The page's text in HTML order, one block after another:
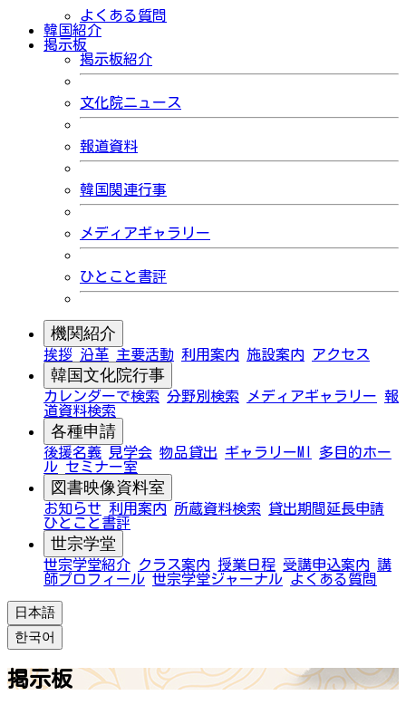
よくある質問
韓国紹介
掲示板
掲示板紹介
文化院ニュース
報道資料
韓国関連行事
メディアギャラリー
ひとこと書評
機関紹介
挨拶 沿革 主要活動 利用案内 施設案内 アクセス
韓国文化院行事
カレンダーで検索 分野別検索 メディアギャラリー 報
道資料検索
各種申請
後援名義 見学会 物品貸出 ギャラリーMI
多目的ホー
ル セミナー室
図書映像資料室
お知らせ 利用案内 所蔵資料検索
貸出期間延長申請
ひとこと書評
世宗学堂
世宗学堂紹介 クラス案内 授業日程 受講申込案内 講
師プロフィール 世宗学堂ジャーナル よくある質問
日本語
한국어
掲示板